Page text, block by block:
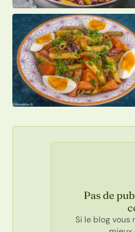
Pas de
Si le blog vous